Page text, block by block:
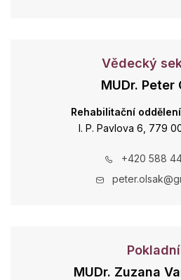
Vědecký
MUDr. Peter
Rehabilitační
I. P. Pavlova 6, 779
+420 588
MUDr. Zuzana